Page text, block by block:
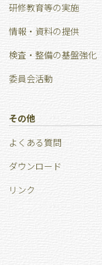
研修教育等の実施
情報・資料の提供
検査・整備の基盤強化
委員会活動
その他
よくある質問
ダウンロード
リンク